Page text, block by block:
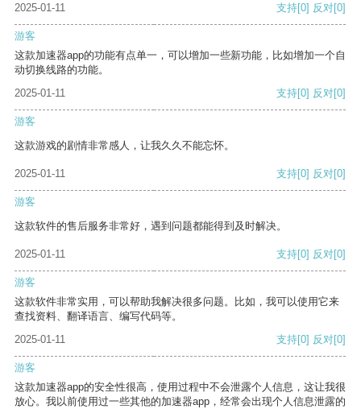
2025-01-11 支持[0] 反对[0]
游客
这款加速器app的功能有点单一，可以增加一些新功能，比如增加一个自
动切换线路的功能。
2025-01-11
支持[0] 反对[0]
游客
这款游戏的剧情非常感人，让我久久不能忘怀。
2025-01-11 支持[0] 反对[0]
游客
这款软件的售后服务非常好，遇到问题都能得到及时解决。
2025-01-11 支持[0] 反对[0]
游客
这款软件非常实用，可以帮助我解决很多问题。比如，我可以使用它来
查找资料、翻译语言、编写代码等。
2025-01-11
支持[0] 反对[0]
游客
这款加速器app的安全性很高，使用过程中不会泄露个人信息，这让我很
放心。我以前使用过一些其他的加速器app，经常会出现个人信息泄露的